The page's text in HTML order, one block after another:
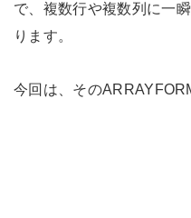
で、複数行や複数列に一
ります。
今回は、その